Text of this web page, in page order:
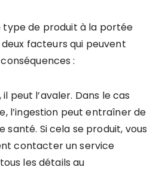
type de produit à la portée
facteurs qui peuvent
:
peut l’avaler. Dans le cas
l’ingestion peut entraîner de
santé. Si cela se produit, vous
contacter un service
les détails au